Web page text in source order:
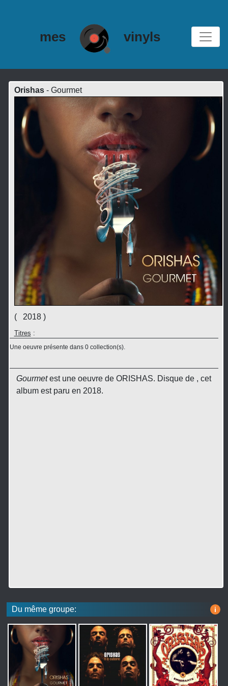
mes vinyls
Orishas- Gourmet
( 2018 )
Titres :
Une oeuvre présente dans 0 collection(s).
Gourmetest une oeuvre de ORISHAS. Disque de , cet
album est paru en 2018.
Du même groupe: i